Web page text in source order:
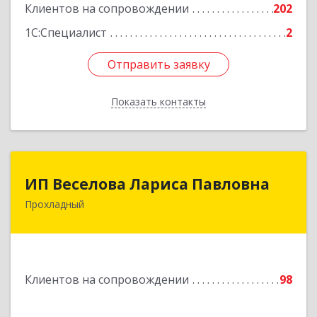
Клиентов на сопровождении
202
1С:Специалист
2
Отправить заявку
Показать контакты
Отправить заявку
Назад
ИП Веселова Лариса Павловна
Прохладный
Клиентов на сопровождении 98